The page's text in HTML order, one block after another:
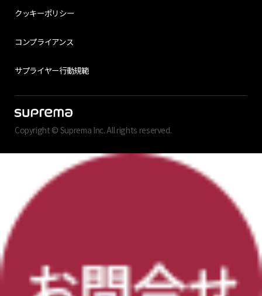
クッキーポリシー
コンプライアンス
サプライヤー行動規範
Copyright © Suprema Inc. All rights reserved.